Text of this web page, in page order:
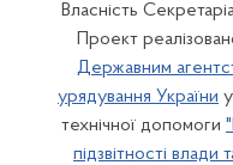
Власність
Проект
Державним
урядування України
технічної допомоги
підзвітності влади